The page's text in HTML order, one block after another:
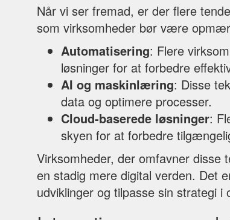
Når vi ser fremad, er der flere
som virksomheder bør være
Automatisering: Flere
løsninger for at forbedre
AI og maskinlæring: Disse
data og optimere processer.
Cloud-baserede løsninger:
skyen for at forbedre
Virksomheder, der omfavner
en stadig mere digital verden. Det
udviklinger og tilpasse sin strategi i